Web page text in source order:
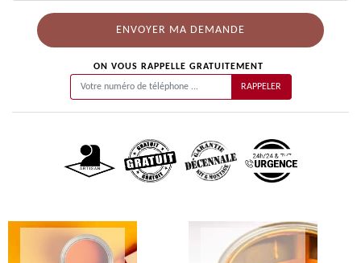
ON VOUS RAPPELLE GRATUITEMENT